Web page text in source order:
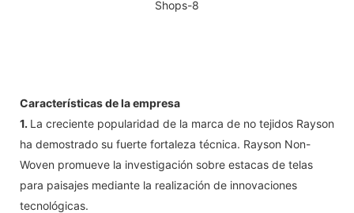
Características de la empresa
1. La creciente popularidad de la marca de no tejidos Rayson
ha demostrado su fuerte fortaleza técnica. Rayson Non-
Woven promueve la investigación sobre estacas de telas
para paisajes mediante la realización de innovaciones
tecnológicas.